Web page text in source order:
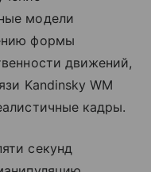
модели
формы
движений,
Kandinsky WM
кадры.
секунд